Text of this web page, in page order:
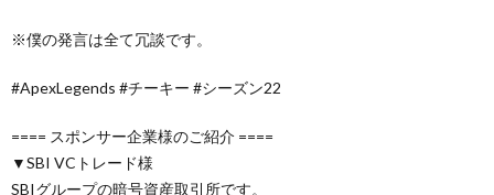
※僕の発言は全て冗談です。
#ApexLegends #チーキー #シーズン22
==== スポンサー企業様のご紹介 ====
▼SBI VCトレード様
SBIグループの暗号資産取引所です。